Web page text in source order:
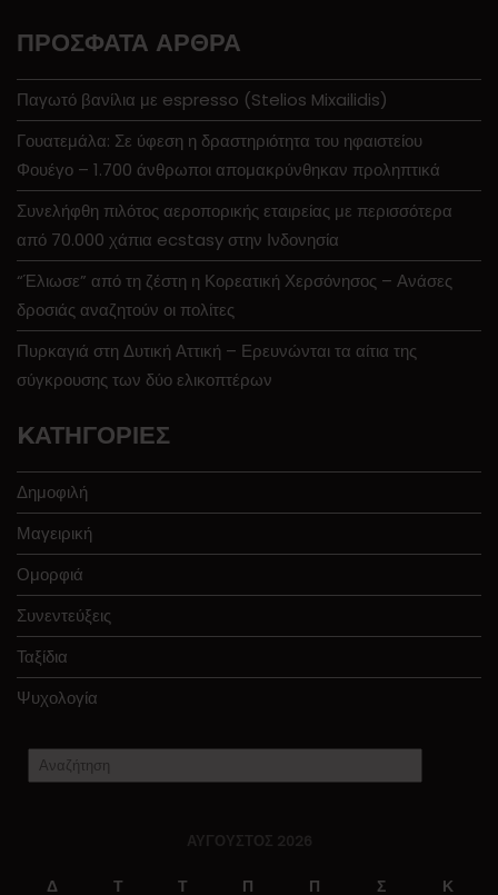
ΠΡΌΣΦΑΤΑ ΆΡΘΡΑ
Παγωτό βανίλια με espresso (Stelios Mixailidis)
Γουατεμάλα: Σε ύφεση η δραστηριότητα του ηφαιστείου
Φουέγο – 1.700 άνθρωποι απομακρύνθηκαν προληπτικά
Συνελήφθη πιλότος αεροπορικής εταιρείας με περισσότερα
από 70.000 χάπια ecstasy στην Ινδονησία
“Έλιωσε” από τη ζέστη η Κορεατική Χερσόνησος – Ανάσες
δροσιάς αναζητούν οι πολίτες
Πυρκαγιά στη Δυτική Αττική – Ερευνώνται τα αίτια της
σύγκρουσης των δύο ελικοπτέρων
KΑΤΗΓΟΡΊΕΣ
Δημοφιλή
Μαγειρική
Ομορφιά
Συνεντεύξεις
Ταξίδια
Ψυχολογία
ΑΎΓΟΥΣΤΟΣ 2026
Δ Τ Τ Π Π Σ Κ